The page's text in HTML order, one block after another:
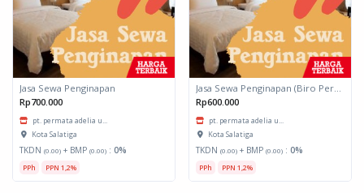
Jasa Sewa Penginapan
Rp700.000
pt. permata adelia u...
Kota Salatiga
TKDN (0.00) + BMP (0.00) : 0%
PPh PPN 1,2%
Rp600.000
pt. permata adelia u...
Kota Salatiga
TKDN (0.00) + BMP (0.00) : 0%
PPh PPN 1,2%